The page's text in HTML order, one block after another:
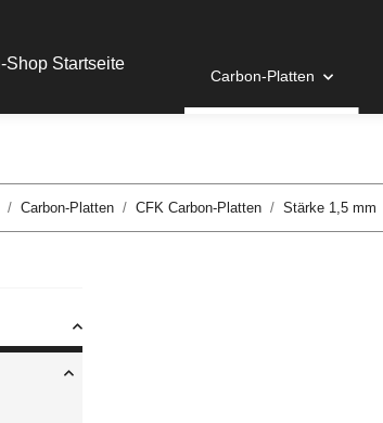
Carbon-Platten
Carbon-Platten CFK Carbon-Platten Stärke 1,5 mm